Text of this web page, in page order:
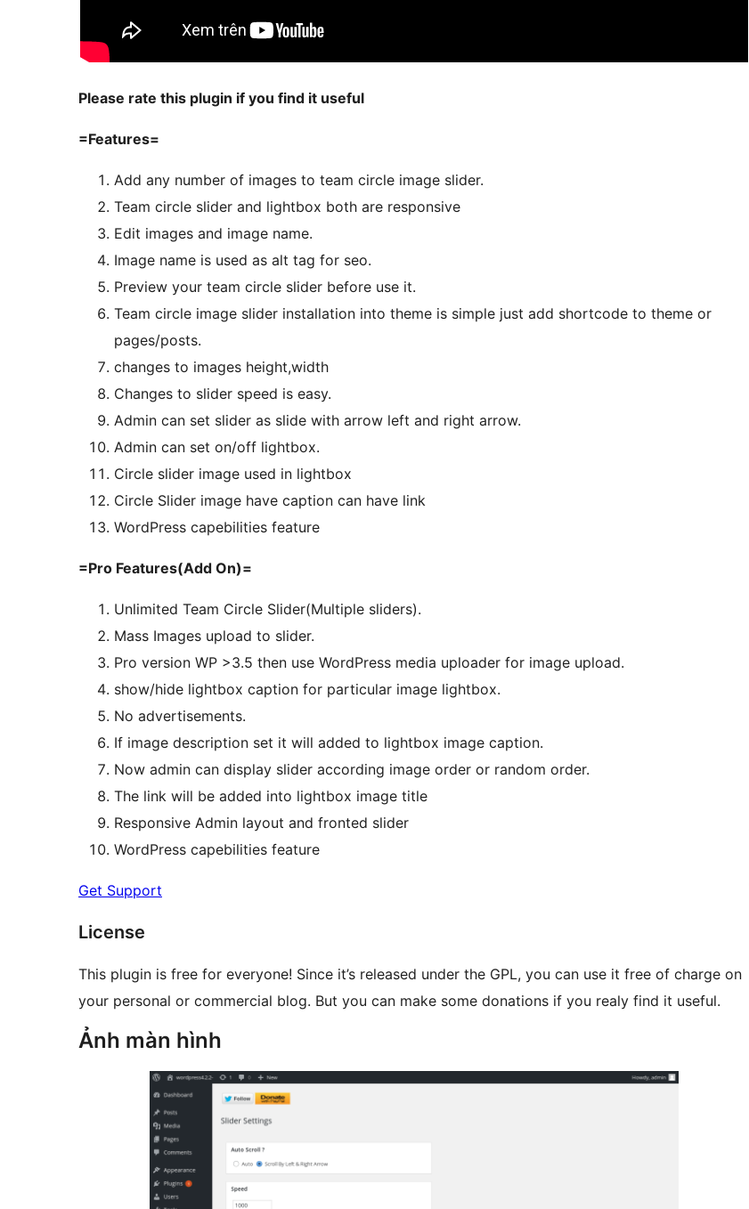
Please rate this plugin if you find it useful
=Features=
Add any number of images to team circle image slider.
Team circle slider and lightbox both are responsive
Edit images and image name.
Image name is used as alt tag for seo.
Preview your team circle slider before use it.
Team circle image slider installation into theme is simple just add shortcode to theme or
pages/posts.
changes to images height,width
Changes to slider speed is easy.
Admin can set slider as slide with arrow left and right arrow.
Admin can set on/off lightbox.
Circle slider image used in lightbox
Circle Slider image have caption can have link
WordPress capebilities feature
=Pro Features(Add On)=
Unlimited Team Circle Slider(Multiple sliders).
Mass Images upload to slider.
Pro version WP >3.5 then use WordPress media uploader for image upload.
show/hide lightbox caption for particular image lightbox.
No advertisements.
If image description set it will added to lightbox image caption.
Now admin can display slider according image order or random order.
The link will be added into lightbox image title
Responsive Admin layout and fronted slider
WordPress capebilities feature
Get Support
License
This plugin is free for everyone! Since it’s released under the GPL, you can use it free of charge on
your personal or commercial blog. But you can make some donations if you realy find it useful.
Ảnh màn hình